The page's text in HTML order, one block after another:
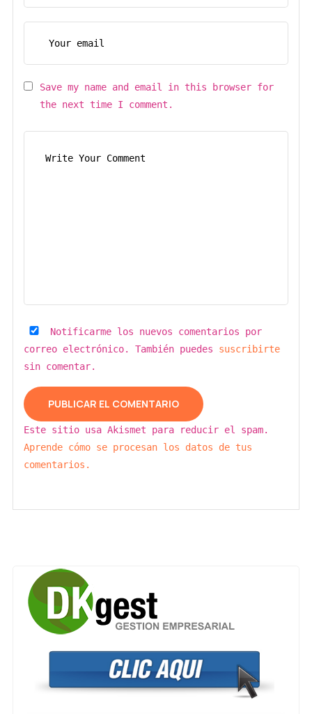
Save my name and email in this browser for
the next time I comment.
Notificarme los nuevos comentarios por
correo electrónico. También puedes suscribirte
sin comentar.
Este sitio usa Akismet para reducir el spam.
Aprende cómo se procesan los datos de tus
comentarios.